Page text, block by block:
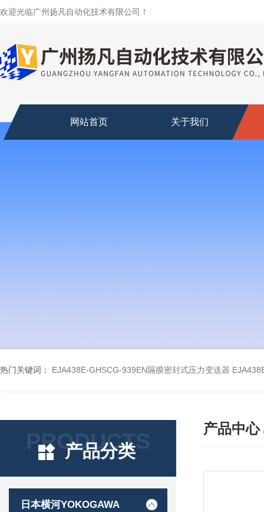
欢迎光临广州扬凡自动化技术有限公司！
网站首页 关于我们
热门关键词： EJA438E-GHSCG-939EN隔膜密封式压力变送器
PRODUCTS
产品分类
日本横河YOKOGAWA
产品中心